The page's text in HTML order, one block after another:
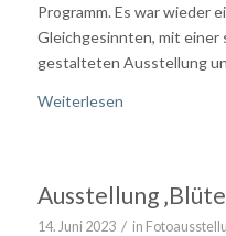
Programm. Es war wieder
Gleichgesinnten, mit
gestalteten Ausstellung
Weiterlesen
Ausstellung
14. Juni 2023 / in